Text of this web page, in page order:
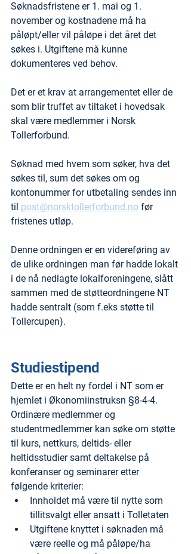
Søknadsfristene er 1. mai og 1.
november og kostnadene må ha
påløpt/eller vil påløpe i det året det
søkes i. Utgiftene må kunne
dokumenteres ved behov.
Det er et krav at arrangementet eller de
som blir truffet av tiltaket i hovedsak
skal være medlemmer i Norsk
Tollerforbund.
Søknad med hvem som søker, hva det
søkes til, sum det søkes om og
kontonummer for utbetaling sendes inn
til post@norsktollerforbund.no før
fristenes utløp.
Denne ordningen er en videreføring av
de ulike ordningen man før hadde lokalt
i de nå nedlagte lokalforeningene, slått
sammen med de støtteordningene NT
hadde sentralt (som f.eks støtte til
Tollercupen).
Studiestipend
Dette er en helt ny fordel i NT som er
hjemlet i Økonomiinstruksn §8-4-4.
Ordinære medlemmer og
studentmedlemmer kan søke om støtte
til kurs, nettkurs, deltids- eller
heltidsstudier samt deltakelse på
konferanser og seminarer etter
følgende kriterier:
Innholdet må være til nytte som
tillitsvalgt eller ansatt i Tolletaten
Utgiftene knyttet i søknaden må
være reelle og må påløpe/ha